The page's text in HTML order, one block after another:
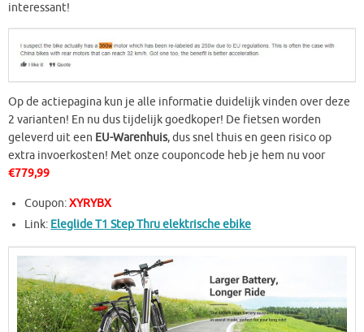
interessant!
Op de actiepagina kun je alle informatie duidelijk vinden over deze
2 varianten! En nu dus tijdelijk goedkoper! De fietsen worden
geleverd uit een EU-Warenhuis, dus snel thuis en geen risico op
extra invoerkosten! Met onze couponcode heb je hem nu voor
€779,99
Coupon:XYRYBX
Link: Eleglide T1 Step Thru elektrische ebike